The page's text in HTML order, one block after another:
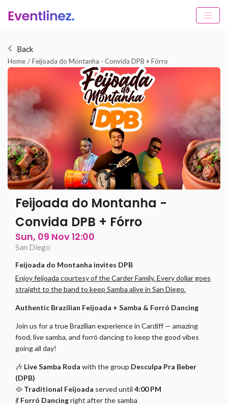
Back
Home / Feijoada do Montanha - Convida DPB + Fórro
Feijoada do Montanha -
Convida DPB + Fórro
Sun, 09 Nov 12:00
San Diego
Feijoada do Montanha invites DPB
Enjoy feijoada courtesy of the Carder Family. Every dollar goes
straight to the band to keep Samba alive in San Diego.
Authentic Brazilian Feijoada + Samba & Forró Dancing
Join us for a true Brazilian experience in Cardiff — amazing
food, live samba, and forró dancing to keep the good vibes
going all day!
🎶 Live Samba Roda with the group Desculpa Pra Beber
(DPB)
🥘 Traditional Feijoada served until 4:00 PM
💃 Forró Dancingright after the samba